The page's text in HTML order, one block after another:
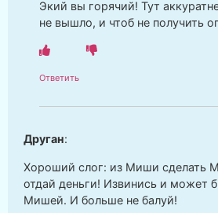
Экий вы горячий! Тут
не вышло, и чтоб не получить
Ответить
Друган:
Хороший слог: из Миши сделать
отдай деньги! Извинись и может
Мишей. И больше не балуй!